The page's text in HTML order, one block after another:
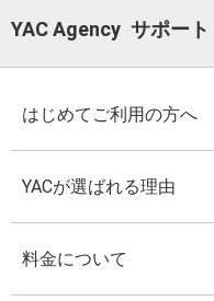
YAC Agency サポート
はじめてご利用の方へ
YACが選ばれる理由
料金について